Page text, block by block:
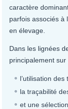
caractère
parfois associés à
en élevage.
Dans les lignées
principalement sur
l’utilisation
la traçabilité
et une